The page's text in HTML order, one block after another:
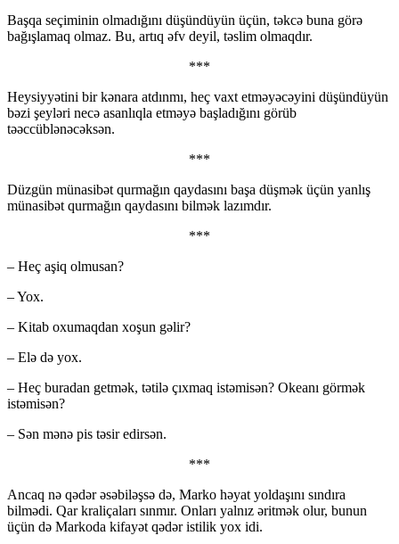
Başqa seçiminin olmadığını düşündüyün üçün, təkcə buna görə
bağışlamaq olmaz. Bu, artıq əfv deyil, təslim olmaqdır.
***
Heysiyyətini bir kənara atdınmı, heç vaxt etməyəcəyini düşündüyün
bəzi şeyləri necə asanlıqla etməyə başladığını görüb
təəccüblənəcəksən.
***
Düzgün münasibət qurmağın qaydasını başa düşmək üçün yanlış
münasibət qurmağın qaydasını bilmək lazımdır.
***
– Heç aşiq olmusan?
– Yox.
– Kitab oxumaqdan xoşun gəlir?
– Elə də yox.
– Heç buradan getmək, tətilə çıxmaq istəmisən? Okeanı görmək
istəmisən?
– Sən mənə pis təsir edirsən.
***
Ancaq nə qədər əsəbiləşsə də, Marko həyat yoldaşını sındıra
bilmədi. Qar kraliçaları sınmır. Onları yalnız əritmək olur, bunun
üçün də Markoda kifayət qədər istilik yox idi.